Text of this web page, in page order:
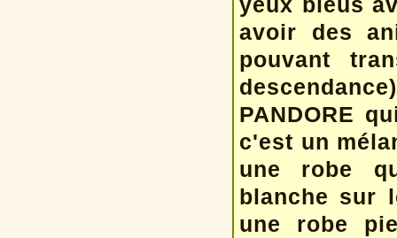
avoir des
pouvant
PANDORE
c'est un
une robe
blanche sur
une robe